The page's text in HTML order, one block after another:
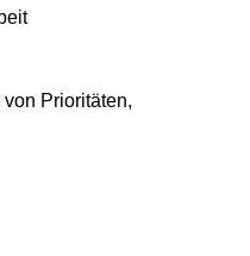
Prioritäten,